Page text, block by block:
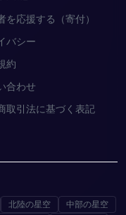
を応援する（寄付）
バシー
約
合わせ
取引法に基づく表記
北陸の星空
中部の星空